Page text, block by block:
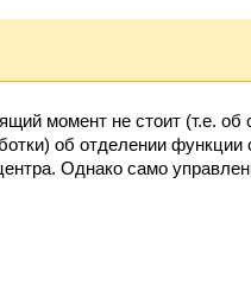
момент не стоит (т.е. об
об отделении
Однако само